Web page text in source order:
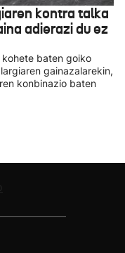
kontra talka
adierazi du ez
baten goiko
gainazalarekin,
konbinazio baten